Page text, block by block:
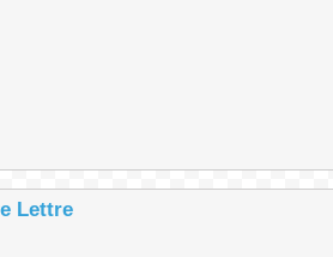
Lettre